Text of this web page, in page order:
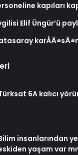
kapıları
Elif Üngür’ü
6A kalıcı
insanlarından
yaşam var